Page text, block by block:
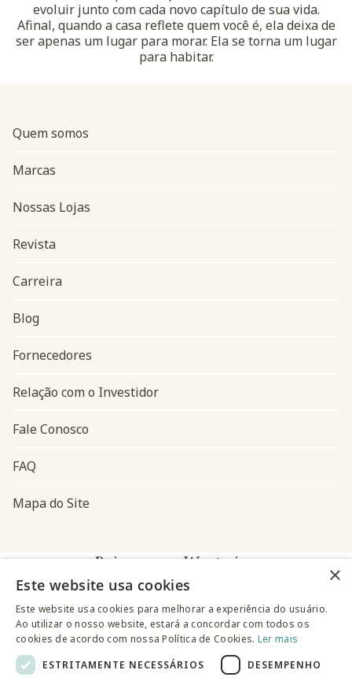
evoluir junto com cada novo capítulo de sua vida.
Afinal, quando a casa reflete quem você é, ela deixa de
ser apenas um lugar para morar. Ela se torna um lugar
para habitar.
Navegação do rodapé
Quem somos
Marcas
Nossas Lojas
Revista
Carreira
Blog
Fornecedores
Relação com o Investidor
Fale Conosco
FAQ
Mapa do Site
Baixe o app Westwing
×
Este website usa cookies
Este website usa cookies para melhorar a experiência do usuário.
Ao utilizar o nosso website, estará a concordar com todos os
cookies de acordo com nossa Política de Cookies. Ler mais
ESTRITAMENTE NECESSÁRIOS
DESEMPENHO